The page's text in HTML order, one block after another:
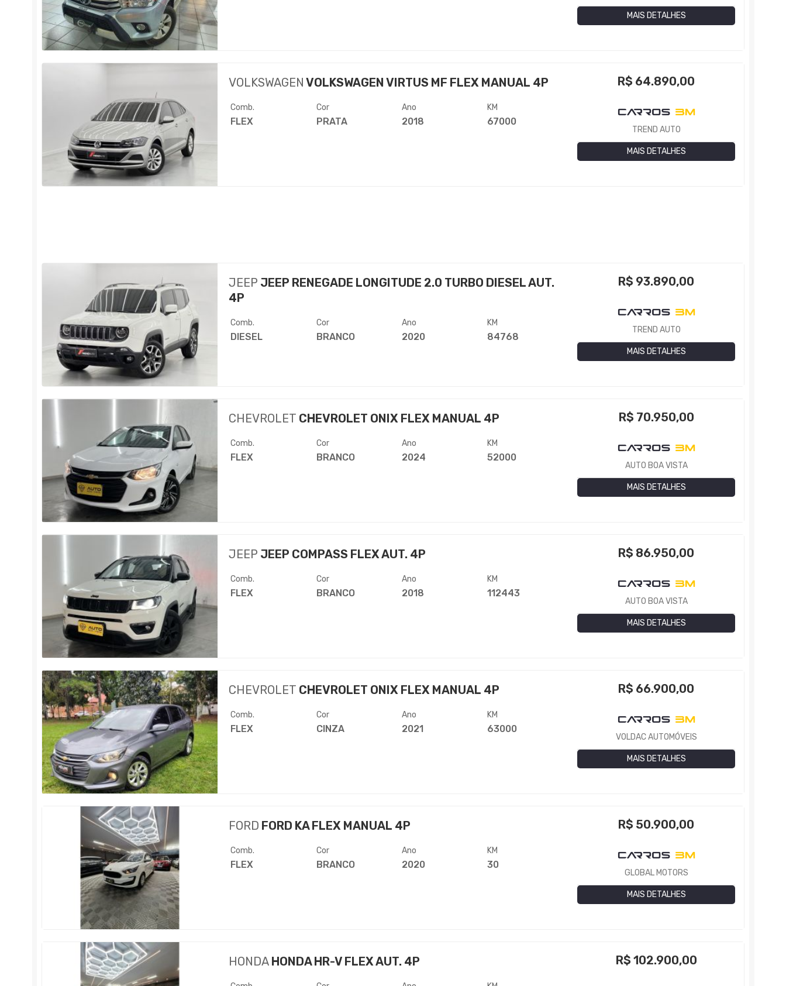
MAIS DETALHES
VOLKSWAGEN VOLKSWAGEN VIRTUS MF FLEX MANUAL 4P
Comb.
FLEX
Cor
PRATA
Ano
2018
KM
67000
R$ 64.890,00
TREND AUTO
MAIS DETALHES
JEEP JEEP RENEGADE LONGITUDE 2.0 TURBO DIESEL AUT.
4P
Comb.
DIESEL
Cor
BRANCO
Ano
2020
KM
84768
R$ 93.890,00
TREND AUTO
MAIS DETALHES
CHEVROLET CHEVROLET ONIX FLEX MANUAL 4P
Comb.
FLEX
Cor
BRANCO
Ano
2024
KM
52000
R$ 70.950,00
AUTO BOA VISTA
MAIS DETALHES
JEEP JEEP COMPASS FLEX AUT. 4P
Comb.
FLEX
Cor
BRANCO
Ano
2018
KM
112443
R$ 86.950,00
AUTO BOA VISTA
MAIS DETALHES
CHEVROLET CHEVROLET ONIX FLEX MANUAL 4P
Comb.
FLEX
Cor
CINZA
Ano
2021
KM
63000
R$ 66.900,00
VOLDAC AUTOMÓVEIS
MAIS DETALHES
FORD FORD KA FLEX MANUAL 4P
Comb.
FLEX
Cor
BRANCO
Ano
2020
KM
30
R$ 50.900,00
GLOBAL MOTORS
MAIS DETALHES
HONDAHONDA HR-V FLEX AUT. 4P R$ 102.900,00